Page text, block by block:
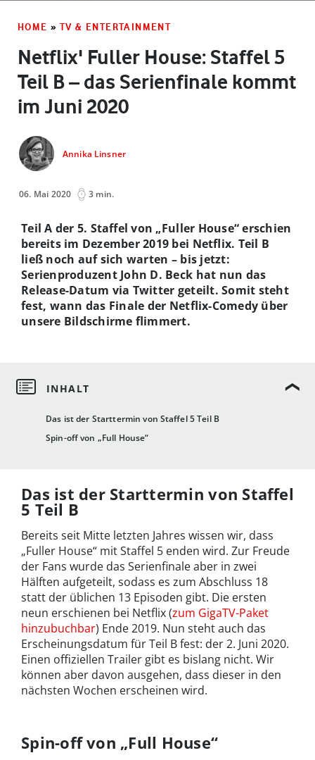
HOME » TV & ENTERTAINMENT
Netflix' Fuller House: Staffel 5
Teil B – das Serienfinale kommt
im Juni 2020
Annika Linsner
06. Mai 2020 3 min.
Das ist der Starttermin von Staffel 5 Teil B
Spin-off von „Full House“
Teil A der 5. Staffel von „Fuller House“ erschien
bereits im Dezember 2019 bei Netflix. Teil B
ließ noch auf sich warten – bis jetzt:
Serienproduzent John D. Beck hat nun das
Release-Datum via Twitter geteilt. Somit steht
fest, wann das Finale der Netflix-Comedy über
unsere Bildschirme flimmert.
Das ist der Starttermin von Staffel
5 Teil B
Bereits seit Mitte letzten Jahres wissen wir, dass
„Fuller House“ mit Staffel 5 enden wird. Zur Freude
der Fans wurde das Serienfinale aber in zwei
Hälften aufgeteilt, sodass es zum Abschluss 18
statt der üblichen 13 Episoden gibt. Die ersten
neun erschienen bei Netflix (zum GigaTV-Paket
hinzubuchbar) Ende 2019. Nun steht auch das
Erscheinungsdatum für Teil B fest: der 2. Juni 2020.
Einen offiziellen Trailer gibt es bislang nicht. Wir
können aber davon ausgehen, dass dieser in den
nächsten Wochen erscheinen wird.
Spin-off von „Full House“